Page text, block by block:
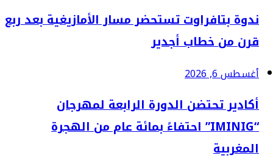
ندوة بتافراوت تستحضر مسار الأمازيغية بعد ربع
قرن من خطاب أجدير
أغسطس 6, 2026
أكادير تحتضن الدورة الرابعة لمهرجان
“IMINIG” احتفاءً بمائة عام من الهجرة
المغربية